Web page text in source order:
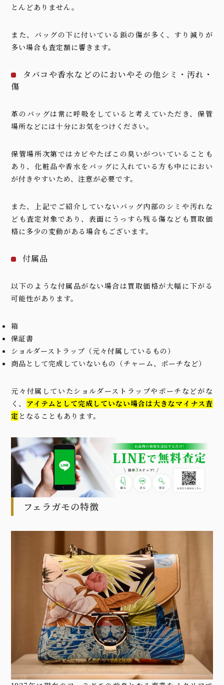
とんどありません。
また、バッグの下に付いている鋲の傷が多く、すり減りが
多い場合も査定額に響きます。
タバコや香水などのにおいやその他シミ・汚れ・
傷
革のバッグは常に呼吸をしていると考えていただき、保管
場所などには十分にお気をつけください。
保管場所次第ではカビやたばこの臭いがついていることも
あり、化粧品や香水をバッグに入れている方も中ににおい
が付きやすいため、注意が必要です。
また、上記でご紹介していないバッグ内部のシミや汚れな
ども査定対象であり、表面にうっすら残る傷なども買取価
格に多少の変動がある場合もございます。
付属品
以下のような付属品がない場合は買取価格が大幅に下がる
可能性があります。
箱
保証書
ショルダーストラップ（元々付属しているもの）
商品として完成していないもの（チャーム、ポーチなど）
元々付属していたショルダーストラップやポーチなどがな
く、 アイテムとして完成していない場合は大きなマイナス査
定 となることもあります。
フェラガモの特徴